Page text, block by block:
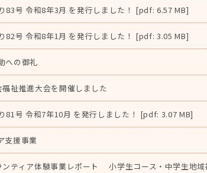
83号 令和8年3月 を発行しました！ [pdf: 6.57 MB]
82号 令和8年1月 を発行しました！ [pdf: 3.05 MB]
への御礼
祉推進大会を開催しました
81号 令和7年10月 を発行しました！ [pdf: 3.07 MB]
支援事業
ンティア体験事業レポート 小学生コース・中学生地域